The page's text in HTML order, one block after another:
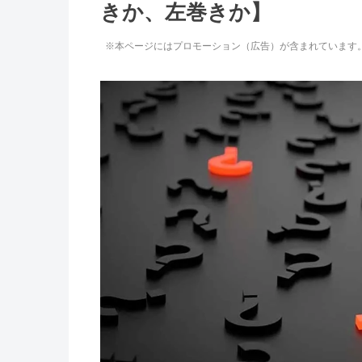
きか、左巻きか】
※本ページにはプロモーション（広告）が含まれています